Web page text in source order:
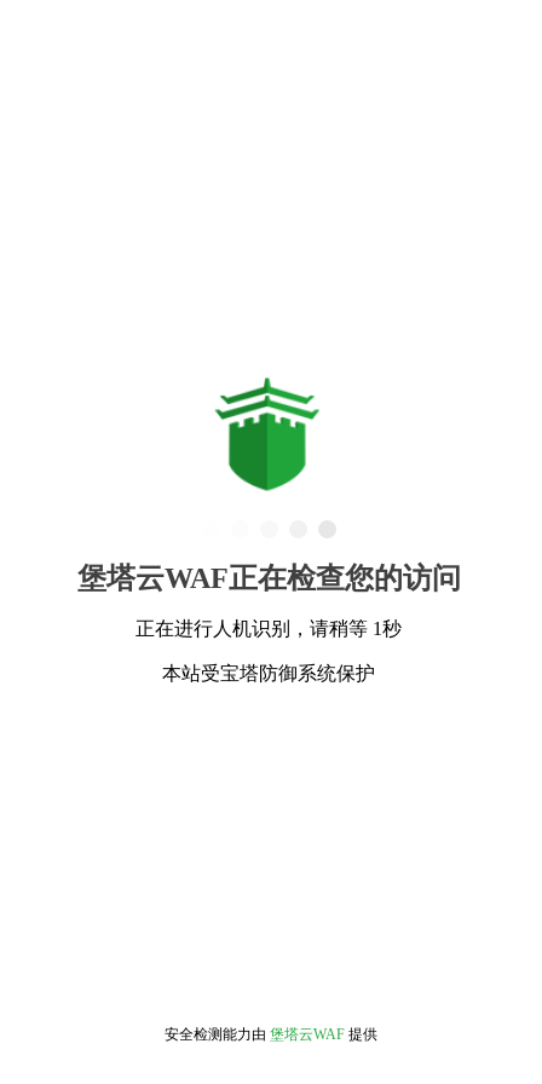
堡塔云WAF正在检查您的访问
正在进行人机识别，请稍等 1秒
本站受宝塔防御系统保护
安全检测能力由 堡塔云WAF 提供